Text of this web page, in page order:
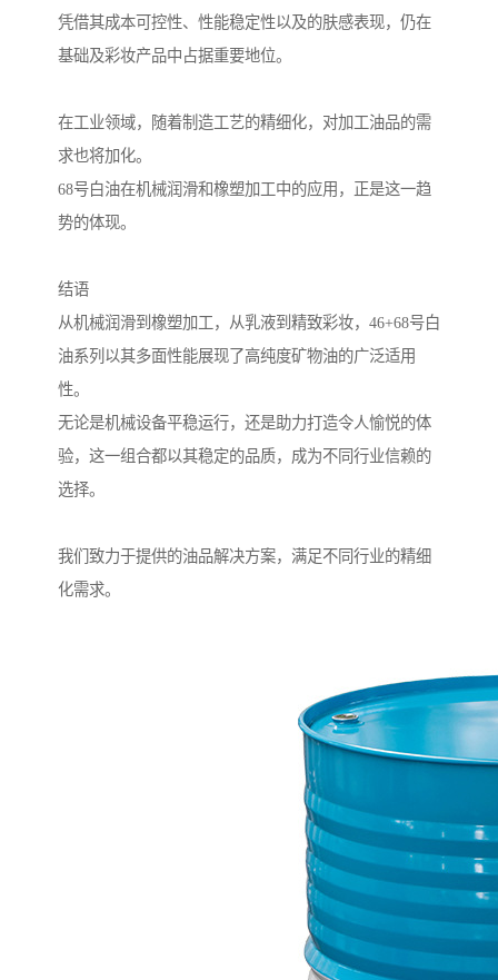
凭借其成本可控性、性能稳定性以及的肤感表现，仍在
基础及彩妆产品中占据重要地位。
在工业领域，随着制造工艺的精细化，对加工油品的需
求也将加化。
68号白油在机械润滑和橡塑加工中的应用，正是这一趋
势的体现。
结语
从机械润滑到橡塑加工，从乳液到精致彩妆，46+68号白
油系列以其多面性能展现了高纯度矿物油的广泛适用
性。
无论是机械设备平稳运行，还是助力打造令人愉悦的体
验，这一组合都以其稳定的品质，成为不同行业信赖的
选择。
我们致力于提供的油品解决方案，满足不同行业的精细
化需求。